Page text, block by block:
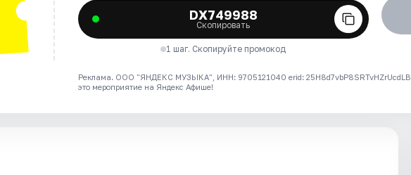
DX749988
Скопировать
1 шаг. Скопируйте промокод
Реклама. ООО "ЯНДЕКС МУЗЫКА", ИНН: 9705121040 erid: 25H8d7vbP8SRTvHZrUcdLB
это мероприятие на Яндекс Афише!